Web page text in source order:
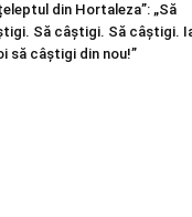
din Hortaleza”: „Să
Să câștigi. Să câștigi.
să câștigi din nou!”